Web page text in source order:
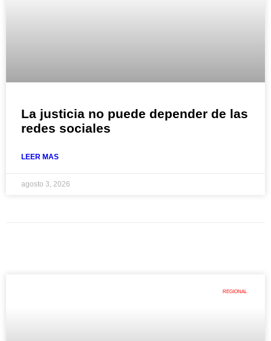
La justicia no puede depender de las
redes sociales
LEER MAS
agosto 3, 2026
REGIONAL